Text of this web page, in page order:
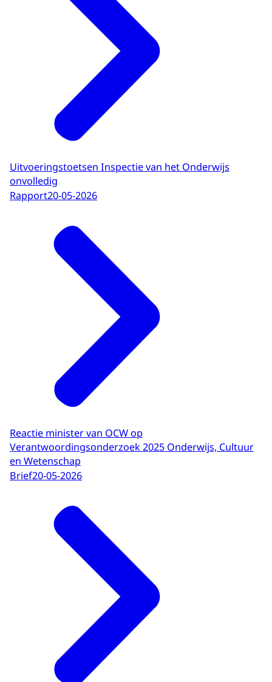
Uitvoeringstoetsen Inspectie van het Onderwijs
onvolledig
Rapport20-05-2026
Reactie minister van OCW op
Verantwoordingsonderzoek 2025 Onderwijs, Cultuur
en Wetenschap
Brief20-05-2026